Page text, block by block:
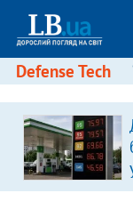
Defense Tech